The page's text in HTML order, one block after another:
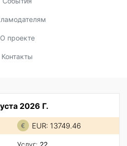
О проекте
Контакты
2026 Г.
EUR: 13749.46